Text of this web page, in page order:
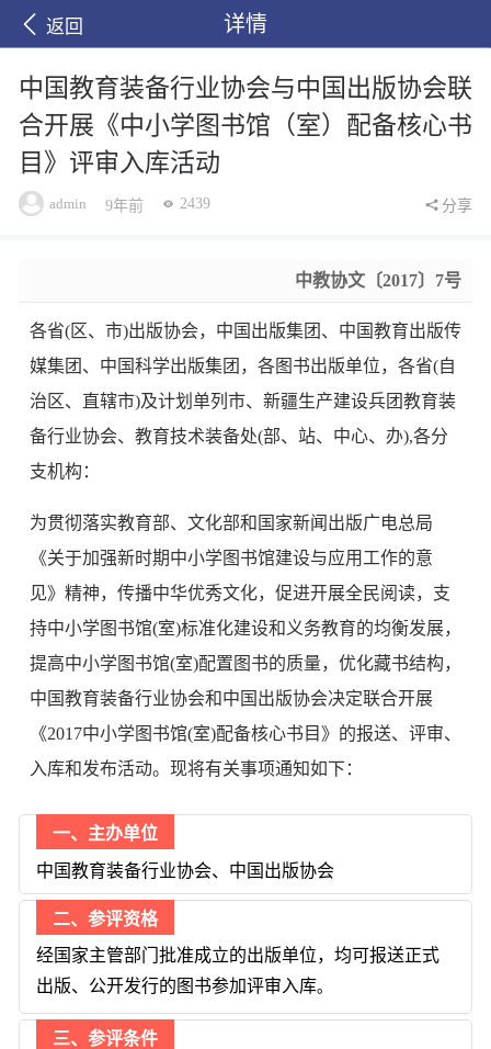
返回 详情
中国教育装备行业协会与中国出版协会联
合开展《中小学图书馆（室）配备核心书
目》评审入库活动
admin 9年前 2439 分享
中教协文〔2017〕7号
各省(区、市)出版协会，中国出版集团、中国教育出版传
媒集团、中国科学出版集团，各图书出版单位，各省(自
治区、直辖市)及计划单列市、新疆生产建设兵团教育装
备行业协会、教育技术装备处(部、站、中心、办),各分
支机构：
为贯彻落实教育部、文化部和国家新闻出版广电总局
《关于加强新时期中小学图书馆建设与应用工作的意
见》精神，传播中华优秀文化，促进开展全民阅读，支
持中小学图书馆(室)标准化建设和义务教育的均衡发展，
提高中小学图书馆(室)配置图书的质量，优化藏书结构，
中国教育装备行业协会和中国出版协会决定联合开展
《2017中小学图书馆(室)配备核心书目》的报送、评审、
入库和发布活动。现将有关事项通知如下：
一、主办单位
中国教育装备行业协会、中国出版协会
二、参评资格
经国家主管部门批准成立的出版单位，均可报送正式
出版、公开发行的图书参加评审入库。
三、参评条件